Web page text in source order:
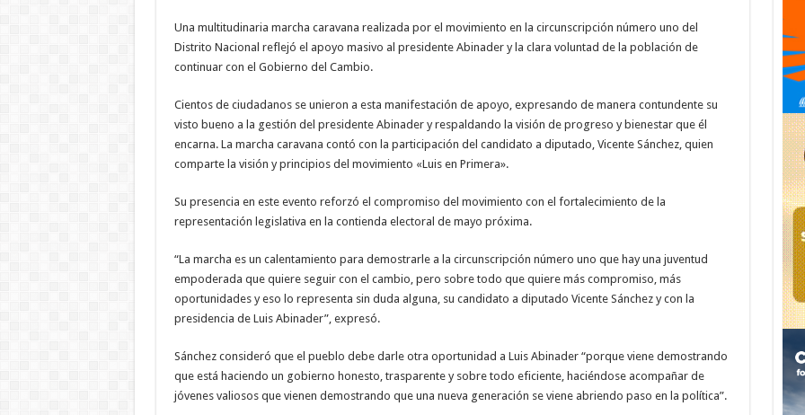
Una multitudinaria marcha caravana realizada por el movimiento en la circunscripción número uno del
Distrito Nacional reflejó el apoyo masivo al presidente Abinader y la clara voluntad de la población de
continuar con el Gobierno del Cambio.
Cientos de ciudadanos se unieron a esta manifestación de apoyo, expresando de manera contundente su
visto bueno a la gestión del presidente Abinader y respaldando la visión de progreso y bienestar que él
encarna. La marcha caravana contó con la participación del candidato a diputado, Vicente Sánchez, quien
comparte la visión y principios del movimiento «Luis en Primera».
Su presencia en este evento reforzó el compromiso del movimiento con el fortalecimiento de la
representación legislativa en la contienda electoral de mayo próxima.
“La marcha es un calentamiento para demostrarle a la circunscripción número uno que hay una juventud
empoderada que quiere seguir con el cambio, pero sobre todo que quiere más compromiso, más
oportunidades y eso lo representa sin duda alguna, su candidato a diputado Vicente Sánchez y con la
presidencia de Luis Abinader”, expresó.
Sánchez consideró que el pueblo debe darle otra oportunidad a Luis Abinader “porque viene demostrando
que está haciendo un gobierno honesto, trasparente y sobre todo eficiente, haciéndose acompañar de
jóvenes valiosos que vienen demostrando que una nueva generación se viene abriendo paso en la política”.